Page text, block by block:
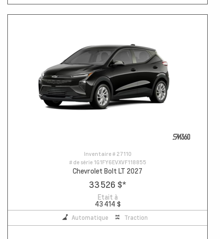
Inventaire # 27110
# de série 1G1FY6EVXVF118855
Chevrolet Bolt LT 2027
33 526 $*
Etait à
43 414 $
Automatique Traction